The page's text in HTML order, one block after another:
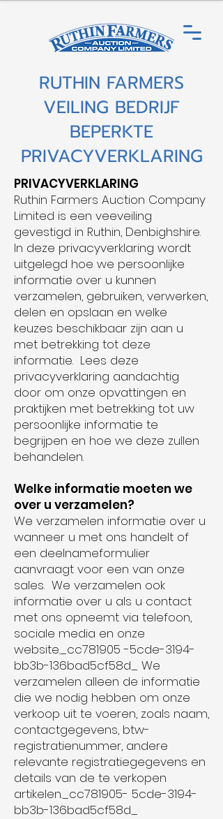
RUTHIN FARMERS
VEILING BEDRIJF
BEPERKTE
PRIVACYVERKLARING
PRIVACYVERKLARING
Ruthin Farmers Auction Company
Limited is een veeveiling
gevestigd in Ruthin, Denbighshire.
In deze privacyverklaring wordt
uitgelegd hoe we persoonlijke
informatie over u kunnen
verzamelen, gebruiken, verwerken,
delen en opslaan en welke
keuzes beschikbaar zijn aan u
met betrekking tot deze
informatie. Lees deze
privacyverklaring aandachtig
door om onze opvattingen en
praktijken met betrekking tot uw
persoonlijke informatie te
begrijpen en hoe we deze zullen
behandelen.
Welke informatie moeten we
over u verzamelen?
We verzamelen informatie over u
wanneer u met ons handelt of
een deelnameformulier
aanvraagt voor een van onze
sales. We verzamelen ook
informatie over u als u contact
met ons opneemt via telefoon,
sociale media en onze
website._cc781905 -5cde-3194-
bb3b-136bad5cf58d_ We
verzamelen alleen de informatie
die we nodig hebben om onze
verkoop uit te voeren, zoals naam,
contactgegevens, btw-
registratienummer, andere
relevante registratiegegevens en
details van de te verkopen
artikelen._cc781905- 5cde-3194-
bb3b-136bad5cf58d_